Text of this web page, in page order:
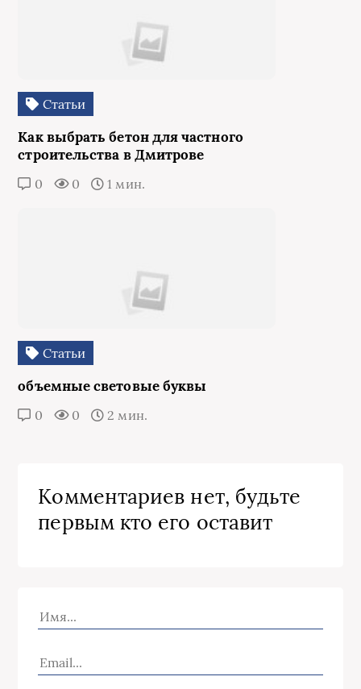
Статьи
Как выбрать бетон для частного
строительства в Дмитрове
0 0 1 мин.
Статьи
объемные световые буквы
0 0 2 мин.
Комментариев нет, будьте
первым кто его оставит